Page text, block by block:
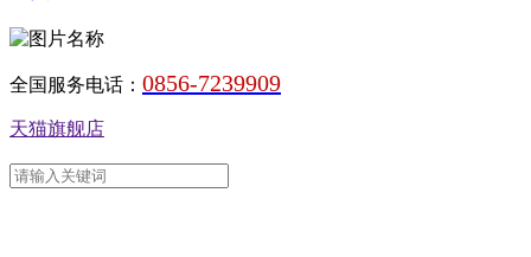
全国服务电话： 0856-7239909
天猫旗舰店